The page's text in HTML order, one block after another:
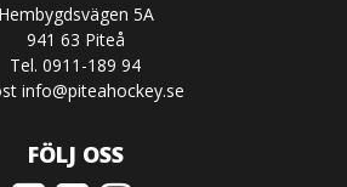
Hembygdsvägen 5A
941 63 Piteå
Tel. 0911-189 94
info@piteahockey.se
FÖLJ OSS